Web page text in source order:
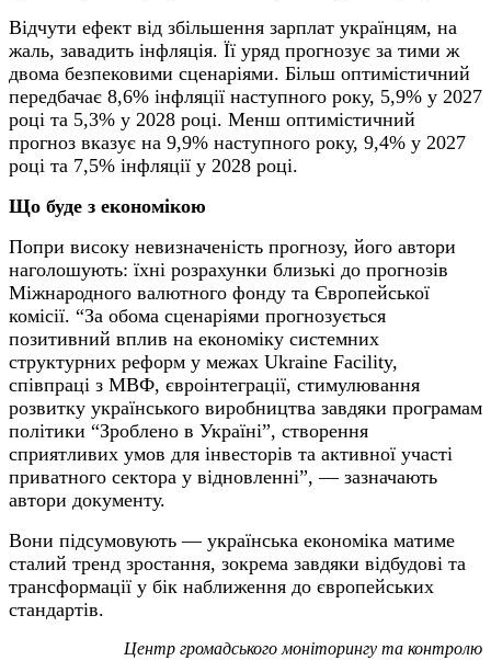
Відчути ефект від збільшення зарплат українцям, на
жаль, завадить інфляція. Її уряд прогнозує за тими ж
двома безпековими сценаріями. Більш оптимістичний
передбачає 8,6% інфляції наступного року, 5,9% у 2027
році та 5,3% у 2028 році. Менш оптимістичний
прогноз вказує на 9,9% наступного року, 9,4% у 2027
році та 7,5% інфляції у 2028 році.
Що буде з економікою
Попри високу невизначеність прогнозу, його автори
наголошують: їхні розрахунки близькі до прогнозів
Міжнародного валютного фонду та Європейської
комісії. “За обома сценаріями прогнозується
позитивний вплив на економіку системних
структурних реформ у межах Ukraine Facility,
співпраці з МВФ, євроінтеграції, стимулювання
розвитку українського виробництва завдяки програмам
політики “Зроблено в Україні”, створення
сприятливих умов для інвесторів та активної участі
приватного сектора у відновленні”, — зазначають
автори документу.
Вони підсумовують — українська економіка матиме
сталий тренд зростання, зокрема завдяки відбудові та
трансформації у бік наближення до європейських
стандартів.
Центр громадського моніторингу та контролю